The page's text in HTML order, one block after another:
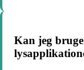
Kan jeg